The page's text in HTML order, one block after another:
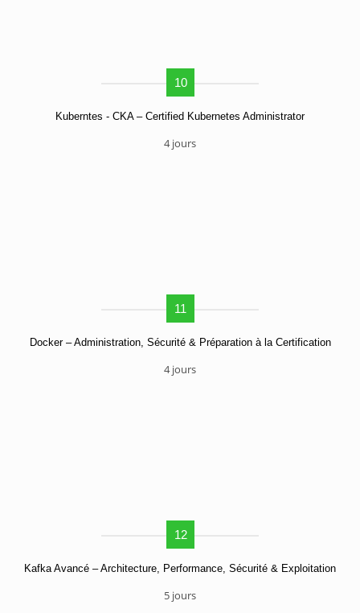
10
Kuberntes - CKA – Certified Kubernetes Administrator
4 jours
11
Docker – Administration, Sécurité & Préparation à la Certification
4 jours
12
Kafka Avancé – Architecture, Performance, Sécurité & Exploitation
5 jours